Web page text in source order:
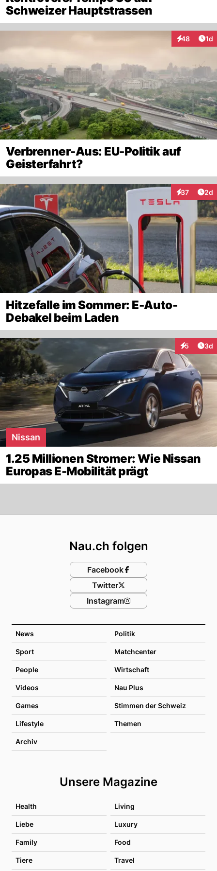
Schweizer Hauptstrassen
48
Interaktionen
1d
Verbrenner-Aus: EU-Politik auf
Geisterfahrt?
37
Interaktionen
2d
Hitzefalle im Sommer: E-Auto-
Debakel beim Laden
5 3d
Nissan
1.25 Millionen Stromer: Wie Nissan
Europas E-Mobilität prägt
News Politik
Sport Matchcenter
People Wirtschaft
Videos Nau Plus
Games Stimmen der Schweiz
Lifestyle Themen
Archiv
Unsere Magazine
Health Living
Liebe Luxury
Family Food
Tiere Travel
Nau.ch folgen
Facebook
Twitter
Instagram